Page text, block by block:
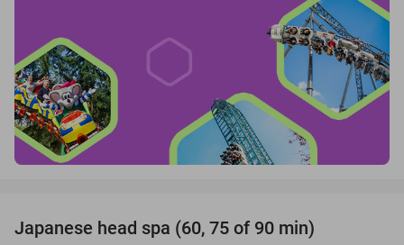
Japanese head spa (60, 75 of 90 min)